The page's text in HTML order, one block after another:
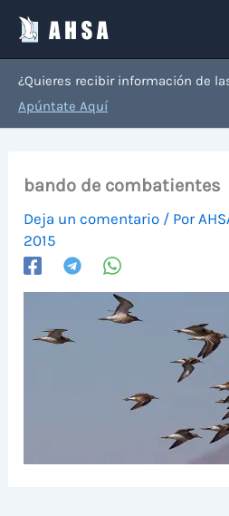
contenido
¿Quieres recibir información de
Apúntate Aquí
bando de combatientes
Deja un comentario / Por
2015